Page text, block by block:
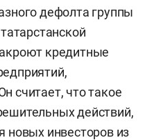
дефолта группы
кредитные
считает, что такое
действий,
новых инвесторов из